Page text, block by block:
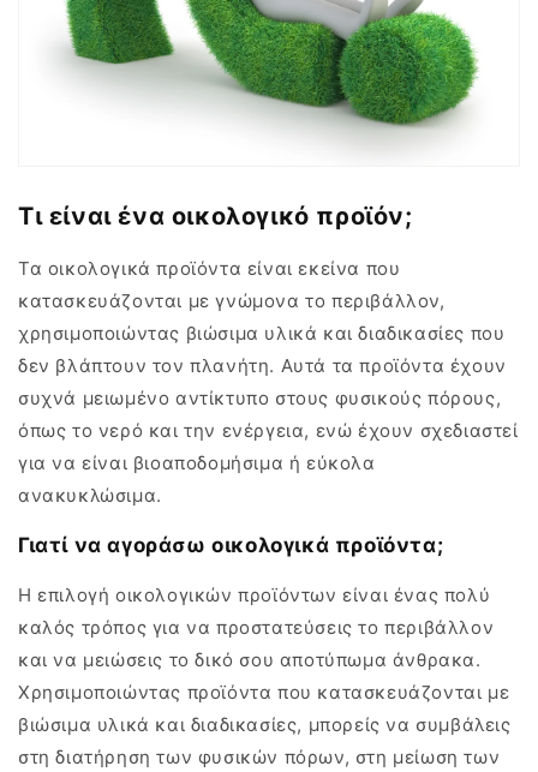
Τι είναι ένα οικολογικό προϊόν;
Τα οικολογικά προϊόντα είναι εκείνα που
κατασκευάζονται με γνώμονα το περιβάλλον,
χρησιμοποιώντας βιώσιμα υλικά και διαδικασίες που
δεν βλάπτουν τον πλανήτη. Αυτά τα προϊόντα έχουν
συχνά μειωμένο αντίκτυπο στους φυσικούς πόρους,
όπως το νερό και την ενέργεια, ενώ έχουν σχεδιαστεί
για να είναι βιοαποδομήσιμα ή εύκολα
ανακυκλώσιμα.
Γιατί να αγοράσω οικολογικά προϊόντα;
Η επιλογή οικολογικών προϊόντων είναι ένας πολύ
καλός τρόπος για να προστατεύσεις το περιβάλλον
και να μειώσεις το δικό σου αποτύπωμα άνθρακα.
Χρησιμοποιώντας προϊόντα που κατασκευάζονται με
βιώσιμα υλικά και διαδικασίες, μπορείς να συμβάλεις
στη διατήρηση των φυσικών πόρων, στη μείωση των